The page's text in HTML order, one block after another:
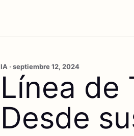
IA · septiembre 12, 2024
Línea de
Desde